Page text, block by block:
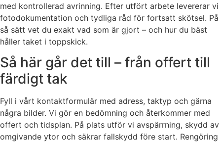
med kontrollerad avrinning. Efter utfört arbete levererar vi
fotodokumentation och tydliga råd för fortsatt skötsel. På
så sätt vet du exakt vad som är gjort – och hur du bäst
håller taket i toppskick.
Så här går det till – från offert till
färdigt tak
Fyll i vårt kontaktformulär med adress, taktyp och gärna
några bilder. Vi gör en bedömning och återkommer med
offert och tidsplan. På plats utför vi avspärrning, skydd av
omgivande ytor och säkrar fallskydd före start. Rengöring